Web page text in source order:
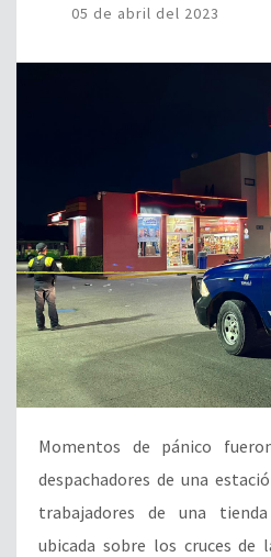
05 de abril del 2023
Momentos de pánico
despachadores de una
trabajadores de una
ubicada sobre los cruces de